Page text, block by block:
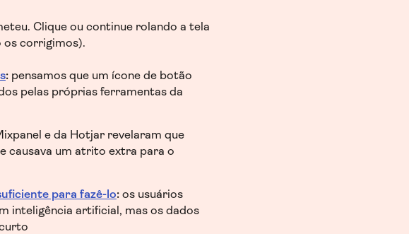
Clique ou continue rolando a tela
os corrigimos).
: pensamos que um ícone de botão
pelas próprias ferramentas da
e da Hotjar revelaram que
causava um atrito extra para o
para fazê-lo: os usuários
inteligência artificial, mas os dados